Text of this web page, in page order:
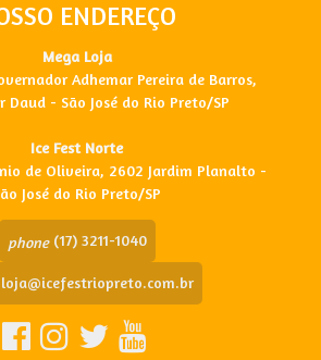
ENDEREÇO
Mega Loja
Adhemar Pereira de Barros,
Daud - São José do Rio Preto/SP
Ice Fest Norte
de Oliveira, 2602 Jardim Planalto -
José do Rio Preto/SP
phone(17) 3211-1040